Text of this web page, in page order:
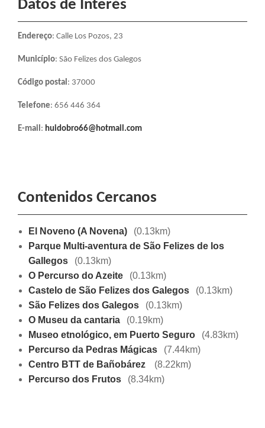
Datos de Interés
Endereço: Calle Los Pozos, 23
Município: São Felizes dos Galegos
Código postal: 37000
Telefone: 656 446 364
E-mail: huidobro66@hotmail.com
Contenidos Cercanos
El Noveno (A Novena)
(0.13km)
Parque Multi-aventura de São Felizes de los
Gallegos
(0.13km)
O Percurso do Azeite
(0.13km)
Castelo de São Felizes dos Galegos
(0.13km)
São Felizes dos Galegos
(0.13km)
O Museu da cantaria
(0.19km)
Museo etnológico, em Puerto Seguro
(4.83km)
Percurso da Pedras Mágicas
(7.44km)
Centro BTT de Bañobárez
(8.22km)
Percurso dos Frutos
(8.34km)